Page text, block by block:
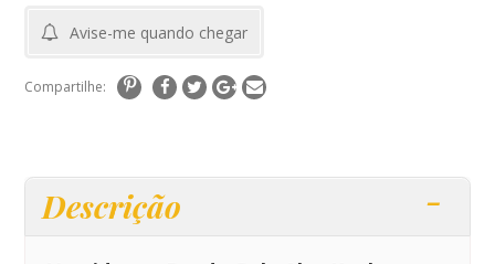
Avise-me quando chegar
Compartilhe:
Descrição